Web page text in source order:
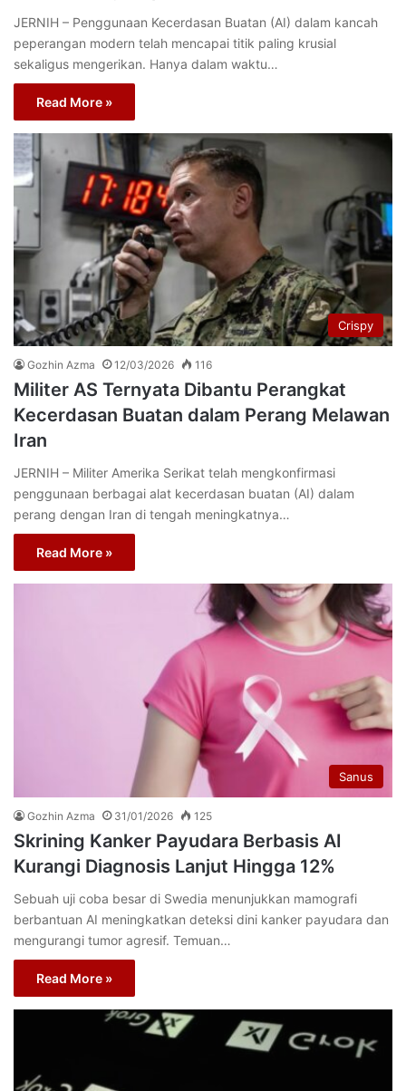
JERNIH – Penggunaan Kecerdasan Buatan (AI) dalam kancah
peperangan modern telah mencapai titik paling krusial
sekaligus mengerikan. Hanya dalam waktu…
Read More »
Crispy
Gozhin Azma 12/03/2026 116
Militer AS Ternyata Dibantu Perangkat
Kecerdasan Buatan dalam Perang Melawan
Iran
JERNIH – Militer Amerika Serikat telah mengkonfirmasi
penggunaan berbagai alat kecerdasan buatan (AI) dalam
perang dengan Iran di tengah meningkatnya…
Read More »
Sanus
Gozhin Azma 31/01/2026 125
Skrining Kanker Payudara Berbasis AI
Kurangi Diagnosis Lanjut Hingga 12%
Sebuah uji coba besar di Swedia menunjukkan mamografi
berbantuan AI meningkatkan deteksi dini kanker payudara dan
mengurangi tumor agresif. Temuan…
Read More »